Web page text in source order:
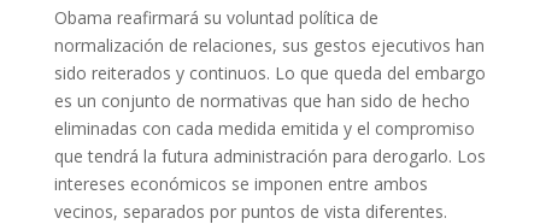
Obama reafirmará su voluntad política de
normalización de relaciones, sus gestos ejecutivos han
sido reiterados y continuos. Lo que queda del embargo
es un conjunto de normativas que han sido de hecho
eliminadas con cada medida emitida y el compromiso
que tendrá la futura administración para derogarlo. Los
intereses económicos se imponen entre ambos
vecinos, separados por puntos de vista diferentes.